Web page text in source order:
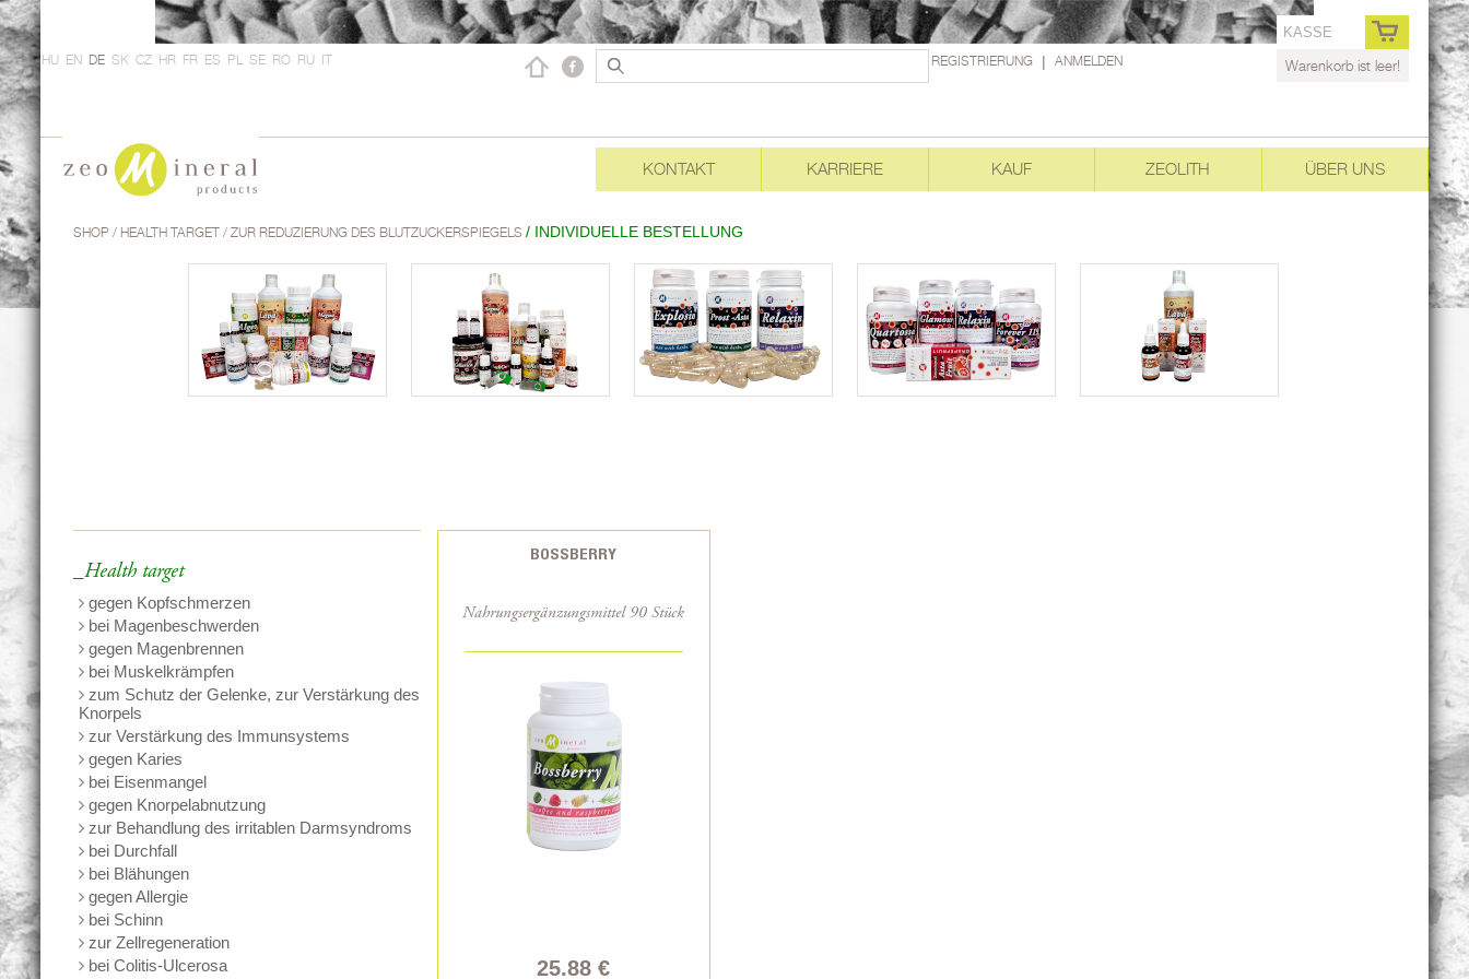
HU EN DE SK CZ HR FR ES PL SE RO RU IT REGISTRIERUNG| ANMELDEN
KASSE
Warenkorb ist leer!
ÜBER UNS
ZEOLITH
KAUF
KARRIERE
KONTAKT
SHOP / HEALTH TARGET / ZUR REDUZIERUNG DES BLUTZUCKERSPIEGELS / INDIVIDUELLE BESTELLUNG
_Health target
gegen Kopfschmerzen
bei Magenbeschwerden
gegen Magenbrennen
bei Muskelkrämpfen
zum Schutz der Gelenke, zur Verstärkung des
Knorpels
zur Verstärkung des Immunsystems
gegen Karies
bei Eisenmangel
gegen Knorpelabnutzung
zur Behandlung des irritablen Darmsyndroms
bei Durchfall
bei Blähungen
gegen Allergie
bei Schinn
zur Zellregeneration
bei Colitis-Ulcerosa
BOSSBERRY
Nahrungsergänzungsmittel 90 Stück
25.88 €